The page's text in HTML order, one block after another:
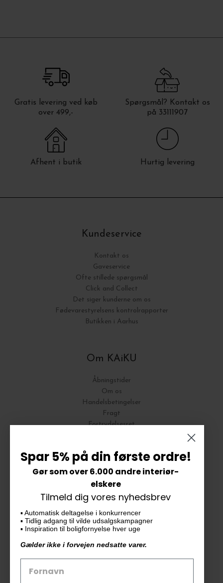
Gratis levering ved køb
over 499,-
Spørgsmål? Kontakt os
på 33111907
Afhent i butik Hurtig levering
Kundeservice
Kontakt os
Gaveservice
Ofte stillede spørgsmål
Click and Collect
Det siger kunderne om os
Fødevarestyrelsens kontrolrapporter
Butikken i Aarhus
Om KAiKU
Åbningstider
Om os
Handelsbetingelser
Fragt
Fortrydelsesret
Vores butik
KAiKU ApS
Langdalsvej 46, bygning 7
8220 Brabrand
Tlf. 33 11 19 07
CVR-nr. 30715349
Spar 5% på din første ordre!
Gør som over 6.000 andre interiør-
elskere
Tilmeld dig vores nyhedsbrev
▪️ Automatisk deltagelse i konkurrencer
▪️ Tidlig adgang til vilde udsalgskampagner
▪️ Inspiration til boligfornyelse hver uge
Gælder ikke i forvejen nedsatte varer.